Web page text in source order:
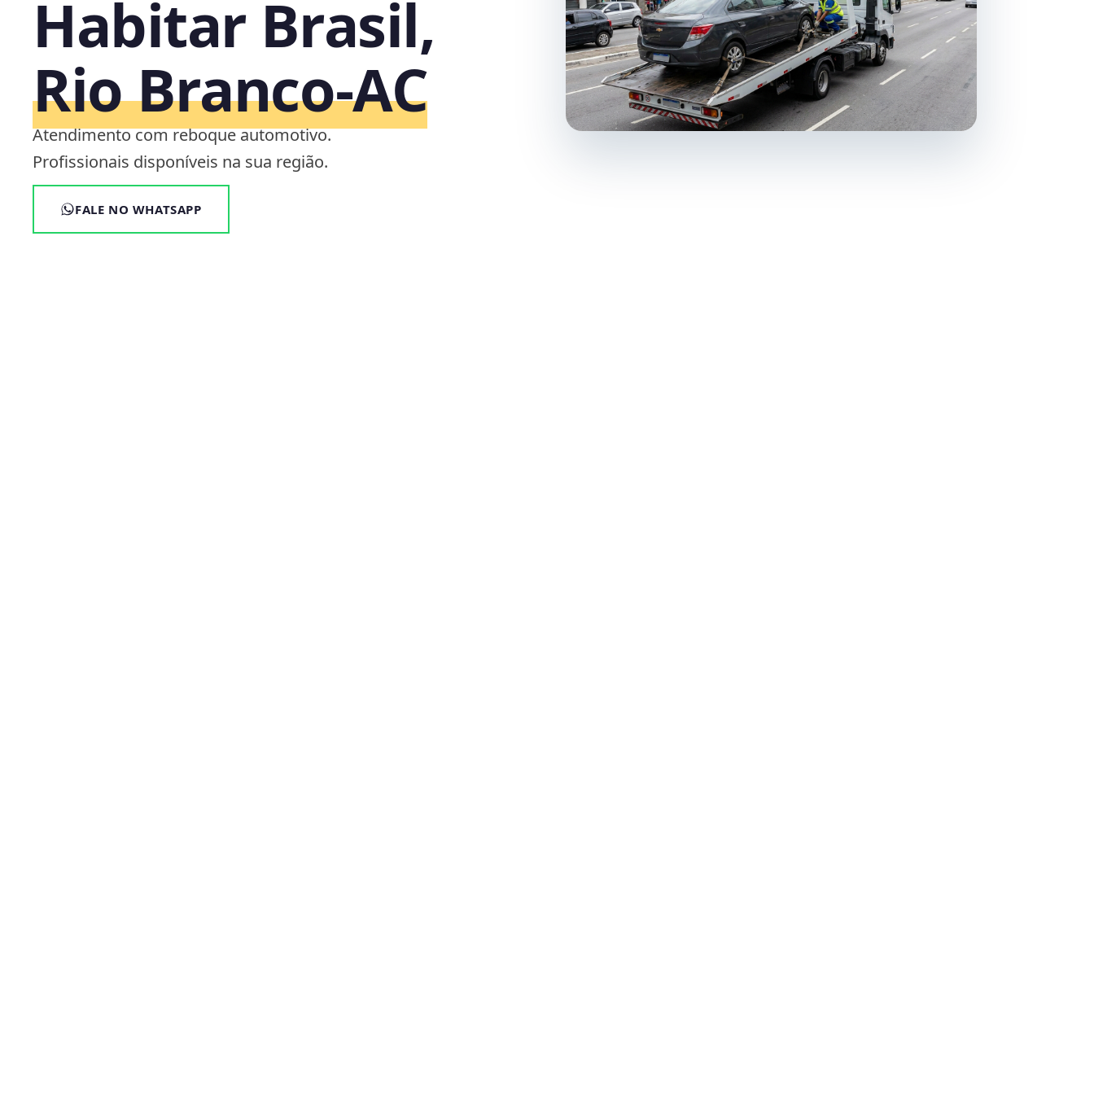
Habitar Brasil,
Rio Branco‑AC
Atendimento com reboque automotivo.
Profissionais disponíveis na sua região.
FALE NO WHATSAPP